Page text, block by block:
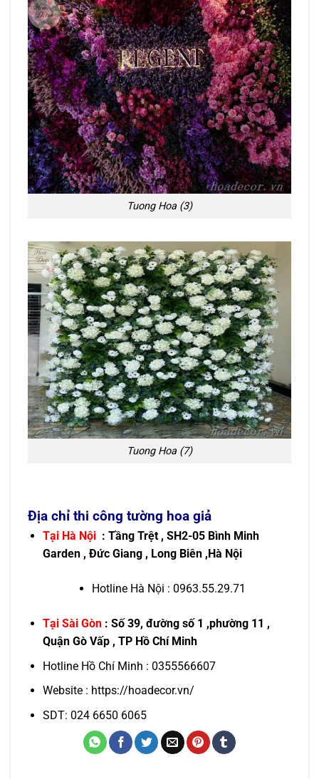
Tuong Hoa (3)
Tuong Hoa (7)
Địa chỉ thi công tường hoa giả
Tại Hà Nội : Tầng Trệt , SH2-05 Bình Minh
Garden , Đức Giang , Long Biên ,Hà Nội
Hotline Hà Nội : 0963.55.29.71
Tại Sài Gòn: Số 39, đường số 1 ,phường 11 ,
Quận Gò Vấp , TP Hồ Chí Minh
Hotline Hồ Chí Minh : 0355566607
Website : https://hoadecor.vn/
SDT: 024 6650 6065